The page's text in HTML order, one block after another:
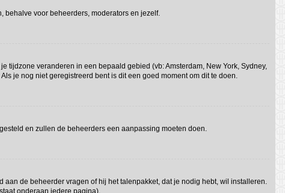
behalve voor beheerders, moderators en jezelf.
tijdzone veranderen in een bepaald gebied (vb: Amsterdam, New York, Sydney,
je nog niet geregistreerd bent is dit een goed moment om dit te doen.
en zullen de beheerders een aanpassing moeten doen.
de beheerder vragen of hij het talenpakket, dat je nodig hebt, wil installeren.
onderaan iedere pagina).